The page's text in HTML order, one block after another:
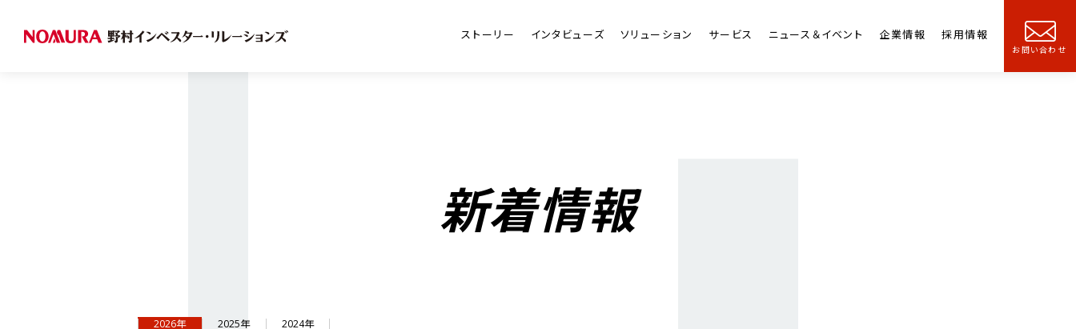
ストーリー インタビューズ ソリューション サービス ニュース＆イベント 企業情報 採用情報
お問い合わせ
新着情報
2026年 2025年 2024年